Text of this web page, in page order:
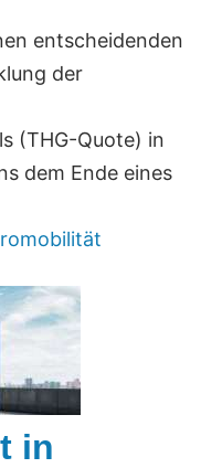
entscheidenden
der
(THG-Quote) in
dem Ende eines
in